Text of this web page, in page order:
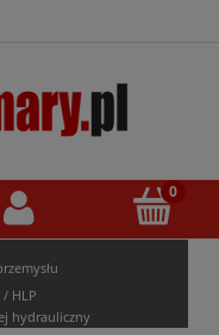
HLP
hydrauliczny